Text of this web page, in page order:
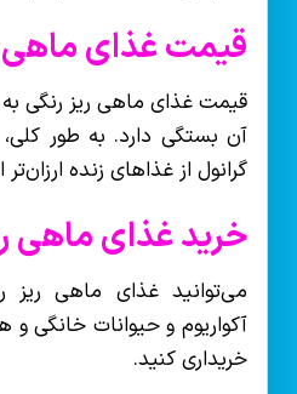
قیمت غذای ماهی
قیمت غذای ماهی ریز رنگی به
آن بستگی دارد. به طور
گرانول از غذاهای زنده
خرید غذای ماهی
می‌توانید غذای ماهی ریز
آکواریوم و حیوانات خانگی
خریداری کنید.